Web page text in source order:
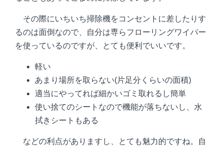
その際にいちいち掃除機をコンセントに差したりす
るのは面倒なので、自分は専らフローリングワイパー
を使っているのですが、とても便利でいいです。
軽い
あまり場所を取らない(片足分くらいの面積)
適当にやってれば細かいゴミ取れるし簡単
使い捨てのシートなので機能が落ちないし、水
拭きシートもある
などの利点がありますし、とても魅力的ですね。自